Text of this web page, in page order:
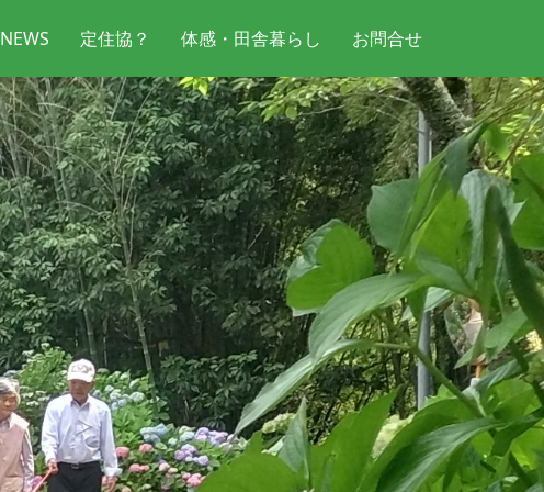
NEWS 定住協？ 体感・田舎暮らし お問合せ